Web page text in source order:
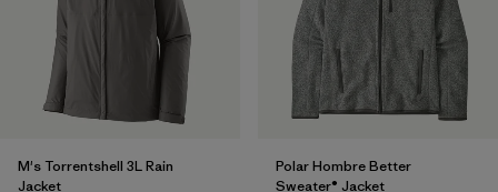
M's Torrentshell 3L Rain
Jacket
Polar Hombre Better
Sweater® Jacket